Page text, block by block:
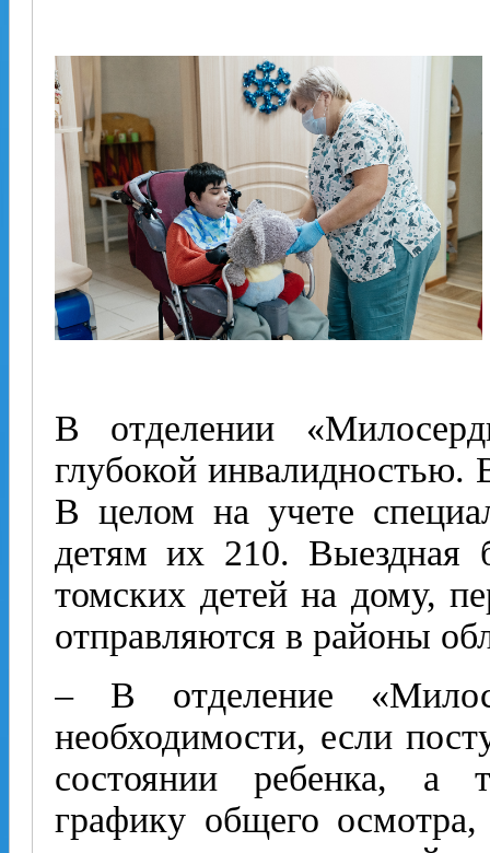
В отделении
глубокой инвалидностью.
В целом на учете
детям их 210. Выездная
томских детей на дому,
отправляются в районы
– В отделение
необходимости, если
состоянии ребенка, а
графику общего